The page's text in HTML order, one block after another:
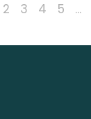
2 3 4 5 ...